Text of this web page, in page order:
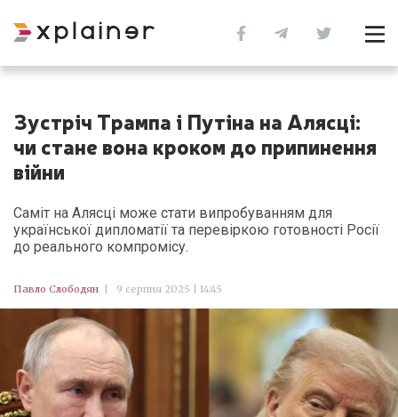
Зустріч Трампа і Путіна на Алясці:
чи стане вона кроком до припинення
війни
Саміт на Алясці може стати випробуванням для
української дипломатії та перевіркою готовності Росії
до реального компромісу.
Павло Слободян 9 серпня 2025 | 14:45